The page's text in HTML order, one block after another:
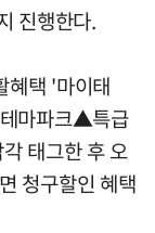
진행한다.
혜택 '마이태
마파크▲특급
태그한 후 오
청구할인 혜택